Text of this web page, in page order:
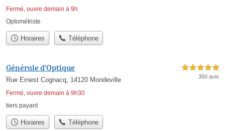
Fermé, ouvre demain à 9h
Optométriste
Horaires Téléphone
Générale d'Optique
Rue Ernest Cognacq, 14120 Mondeville
Fermé, ouvre demain à 9h30
5,0 étoiles sur 5
350 avis
tiers payant
Horaires Téléphone